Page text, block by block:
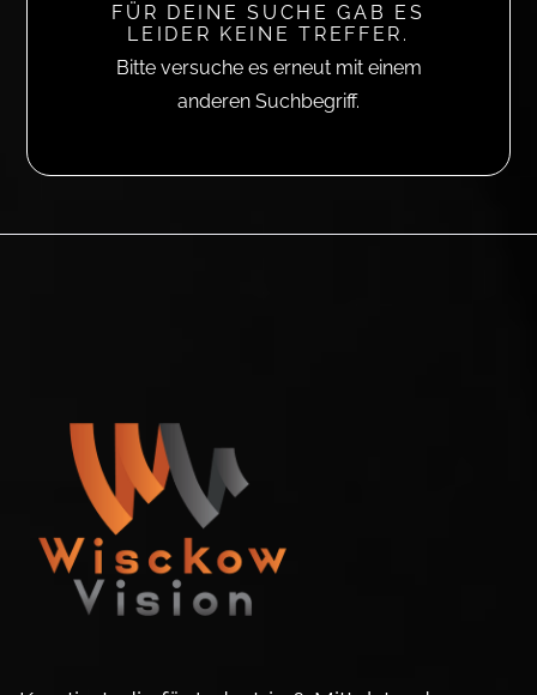
FÜR DEINE SUCHE GAB ES
LEIDER KEINE TREFFER.
Bitte versuche es erneut mit einem
anderen Suchbegriff.